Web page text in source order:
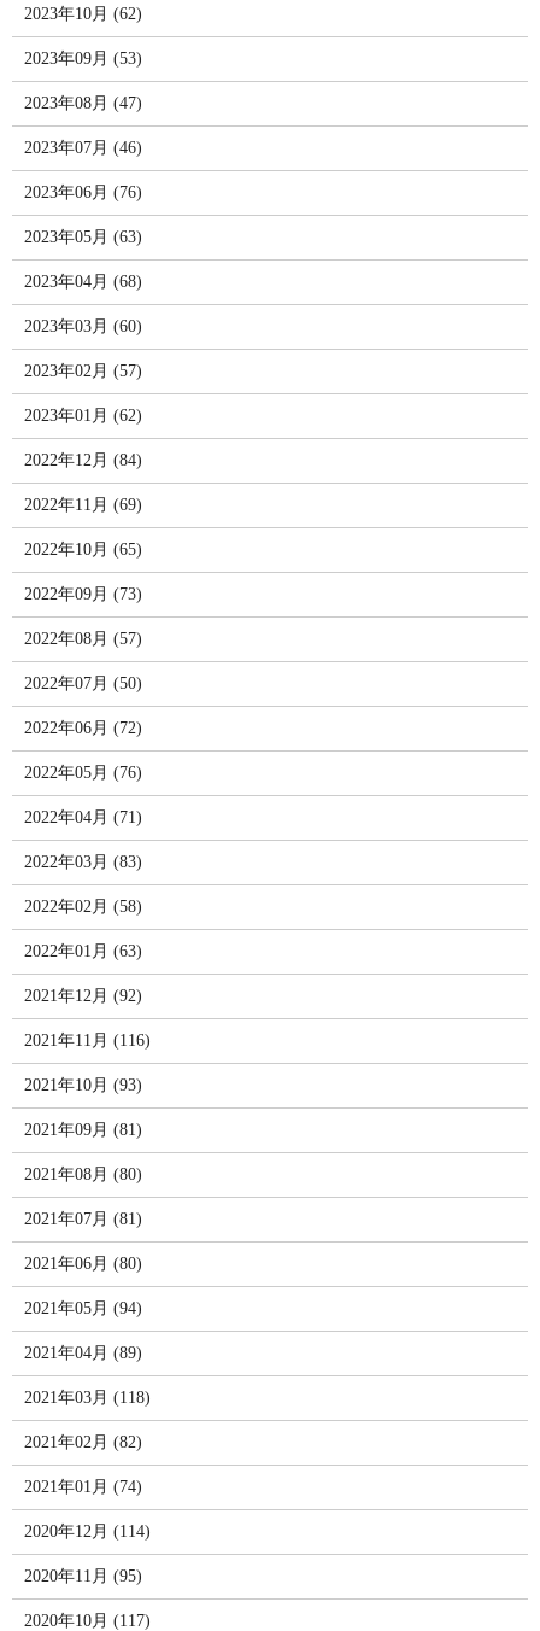
2023年10月 (62)
2023年09月 (53)
2023年08月 (47)
2023年07月 (46)
2023年06月 (76)
2023年05月 (63)
2023年04月 (68)
2023年03月 (60)
2023年02月 (57)
2023年01月 (62)
2022年12月 (84)
2022年11月 (69)
2022年10月 (65)
2022年09月 (73)
2022年08月 (57)
2022年07月 (50)
2022年06月 (72)
2022年05月 (76)
2022年04月 (71)
2022年03月 (83)
2022年02月 (58)
2022年01月 (63)
2021年12月 (92)
2021年11月 (116)
2021年10月 (93)
2021年09月 (81)
2021年08月 (80)
2021年07月 (81)
2021年06月 (80)
2021年05月 (94)
2021年04月 (89)
2021年03月 (118)
2021年02月 (82)
2021年01月 (74)
2020年12月 (114)
2020年11月 (95)
2020年10月 (117)